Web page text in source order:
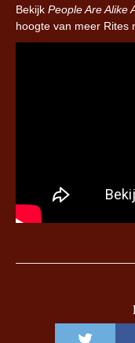
Bekijk People Are Alike
hoogte van meer Rites